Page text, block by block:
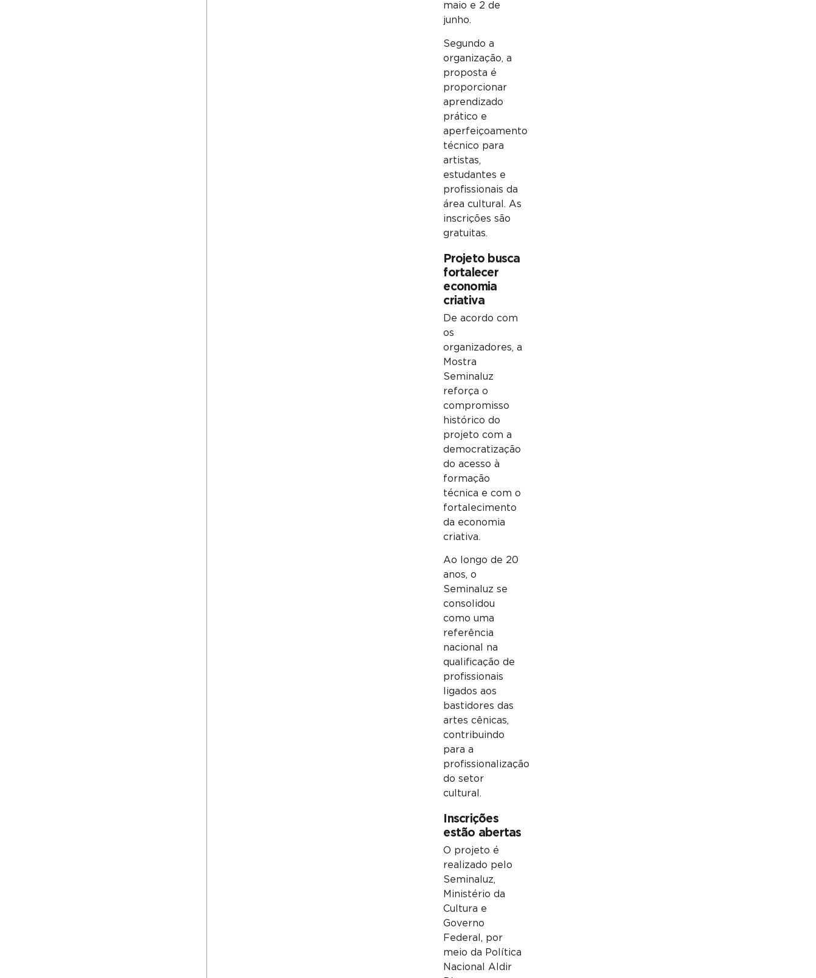
maio e 2 de
junho.
Segundo a
organização, a
proposta é
proporcionar
aprendizado
prático e
aperfeiçoamento
técnico para
artistas,
estudantes e
profissionais da
área cultural. As
inscrições são
gratuitas.
Projeto busca
fortalecer
economia
criativa
De acordo com
os
organizadores, a
Mostra
Seminaluz
reforça o
compromisso
histórico do
projeto com a
democratização
do acesso à
formação
técnica e com o
fortalecimento
da economia
criativa.
Ao longo de 20
anos, o
Seminaluz se
consolidou
como uma
referência
nacional na
qualificação de
profissionais
ligados aos
bastidores das
artes cênicas,
contribuindo
para a
profissionalização
do setor
cultural.
Inscrições
estão abertas
O projeto é
realizado pelo
Seminaluz,
Ministério da
Cultura e
Governo
Federal, por
meio da Política
Nacional Aldir